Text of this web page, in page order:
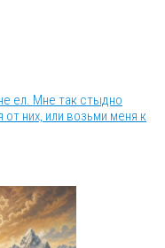
ел. Мне так стыдно
них, или возьми меня к